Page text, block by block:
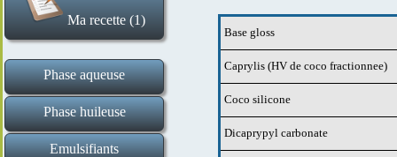
Ma recette (1)
Phase aqueuse
Ingrédients de base
Hydrolats et eaux florales
Actifs liquides
Actifs en poudre
Gommes et gélifiants
Tensio actifs liquides
Tensio actifs solides
Phase huileuse
Huiles végétales
Macérats huileux
Esters huileux et assimilés
Beurres végétaux
Cires et épaississants
Actifs
Emulsifiants
Base gloss
Caprylis (HV de coco fractionnee)
Coco silicone
Dicaprypyl carbonate